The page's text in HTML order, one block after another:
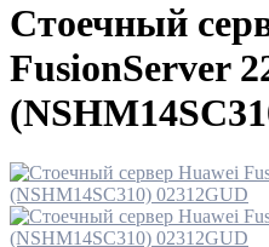
Стоечный
FusionServer